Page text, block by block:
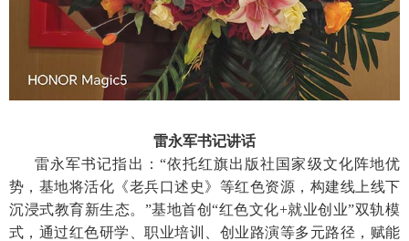
雷永军书记讲话
雷永军书记指出：“依托红旗出版社国家级文化阵地优
势，基地将活化《老兵口述史》等红色资源，构建线上线下
沉浸式教育新生态。”基地首创“红色文化+就业创业”双轨模
式，通过红色研学、职业培训、创业路演等多元路径，赋能